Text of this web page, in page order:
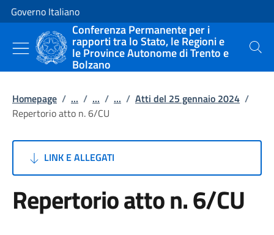
Vai al contenuto
Vai alla navigazione del sito
Governo Italiano
Conferenza Permanente per i
rapporti tra lo Stato, le Regioni e
le Province Autonome di Trento e
Bolzano
Cerca
Homepage / ... / ... / ... / Atti del 25 gennaio 2024 /
Repertorio atto n. 6/CU
LINK E ALLEGATI
Repertorio atto n. 6/CU